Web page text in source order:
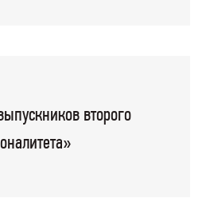
второго